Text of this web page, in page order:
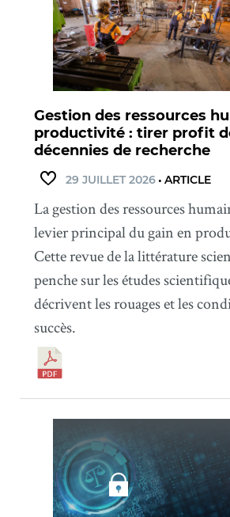
Gestion des ressources
productivité : tirer profit
décennies de recherche
29 JUILLET 2026• ARTICLE
La gestion des ressources
levier principal du gain en
Cette revue de la littérature
penche sur les études
décrivent les rouages et les
succès.